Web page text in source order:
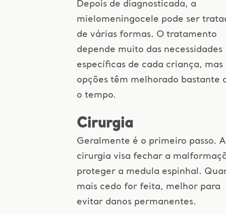
Depois de diagnosticada, a
mielomeningocele pode ser
de várias formas. O tratamento
depende muito das necessidades
específicas de cada criança, mas
opções têm melhorado bastante
o tempo.
Cirurgia
Geralmente é o primeiro passo. A
cirurgia visa fechar a
proteger a medula espinhal.
mais cedo for feita, melhor para
evitar danos permanentes.